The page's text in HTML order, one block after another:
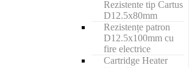
Rezistente tip Cartus
D12.5x80mm
Rezistențe patron
D12.5x100mm cu
fire electrice
Cartridge Heater